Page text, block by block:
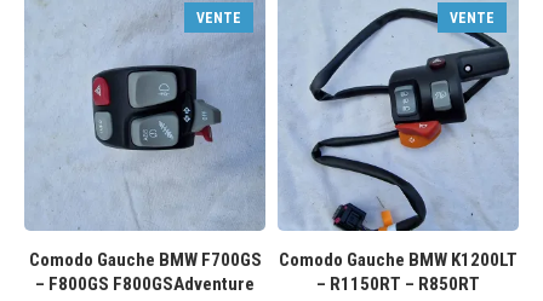
VENTE
Comodo Gauche BMW F700GS
– F800GS F800GSAdventure
VENTE
Comodo Gauche BMW K1200LT
– R1150RT – R850RT